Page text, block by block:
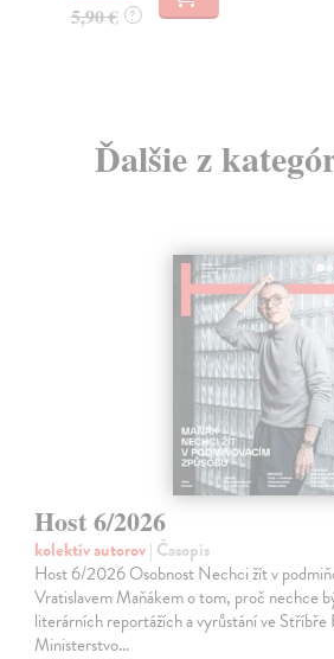
5,90 € ?
Ďalšie z
Host 6/2026
kolektív autorov| Časopis
Host 6/2026 Osobnost Nechci žít v
Vratislavem Maňákem o tom, proč nechce
literárních reportážích a vyrůstání ve
Ministerstvo…